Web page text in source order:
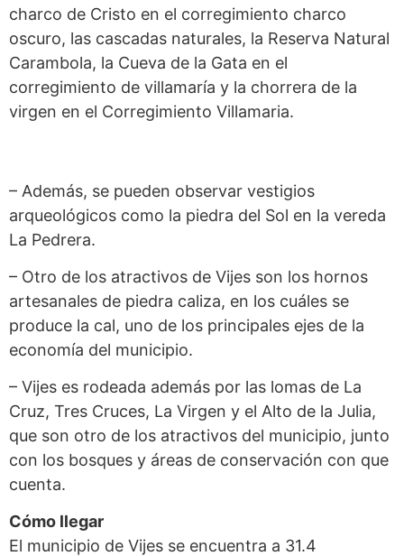
charco de Cristo en el corregimiento charco
oscuro, las cascadas naturales, la Reserva Natural
Carambola, la Cueva de la Gata en el
corregimiento de villamaría y la chorrera de la
virgen en el Corregimiento Villamaria.
– Además, se pueden observar vestigios
arqueológicos como la piedra del Sol en la vereda
La Pedrera.
– Otro de los atractivos de Vijes son los hornos
artesanales de piedra caliza, en los cuáles se
produce la cal, uno de los principales ejes de la
economía del municipio.
– Vijes es rodeada además por las lomas de La
Cruz, Tres Cruces, La Virgen y el Alto de la Julia,
que son otro de los atractivos del municipio, junto
con los bosques y áreas de conservación con que
cuenta.
Cómo llegar
El municipio de Vijes se encuentra a 31.4